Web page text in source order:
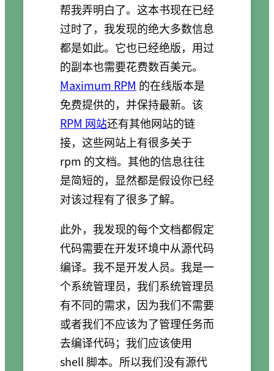
帮我弄明白了。这本书现在已经
过时了，我发现的绝大多数信息
都是如此。它也已经绝版，用过
的副本也需要花费数百美元。
Maximum RPM 的在线版本是
免费提供的，并保持最新。该
RPM 网站还有其他网站的链
接，这些网站上有很多关于
rpm 的文档。其他的信息往往
是简短的，显然都是假设你已经
对该过程有了很多了解。
此外，我发现的每个文档都假定
代码需要在开发环境中从源代码
编译。我不是开发人员。我是一
个系统管理员，我们系统管理员
有不同的需求，因为我们不需要
或者我们不应该为了管理任务而
去编译代码；我们应该使用
shell 脚本。所以我们没有源代